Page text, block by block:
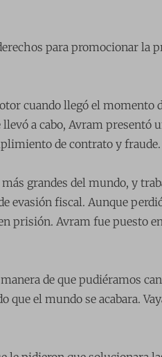
para promocionar la
cuando llegó el momento
a cabo, Avram presentó
de contrato y fraude.
grandes del mundo, y
evasión fiscal. Aunque
prisión. Avram fue puesto
de que pudiéramos
el mundo se acabara.